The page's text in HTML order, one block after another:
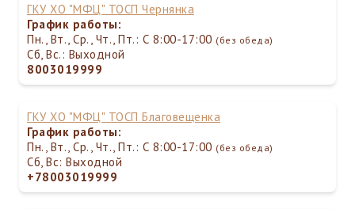
ГКУ ХО "МФЦ" ТОСП Чернянка
График работы:
Пн., Вт., Ср., Чт., Пт.: С 8:00-17:00 (без обеда)
Сб, Вс.: Выходной
8003019999
ГКУ ХО "МФЦ" ТОСП Благовещенка
График работы:
Пн., Вт., Ср., Чт., Пт.: С 8:00-17:00 (без обеда)
Сб, Вс: Выходной
+78003019999